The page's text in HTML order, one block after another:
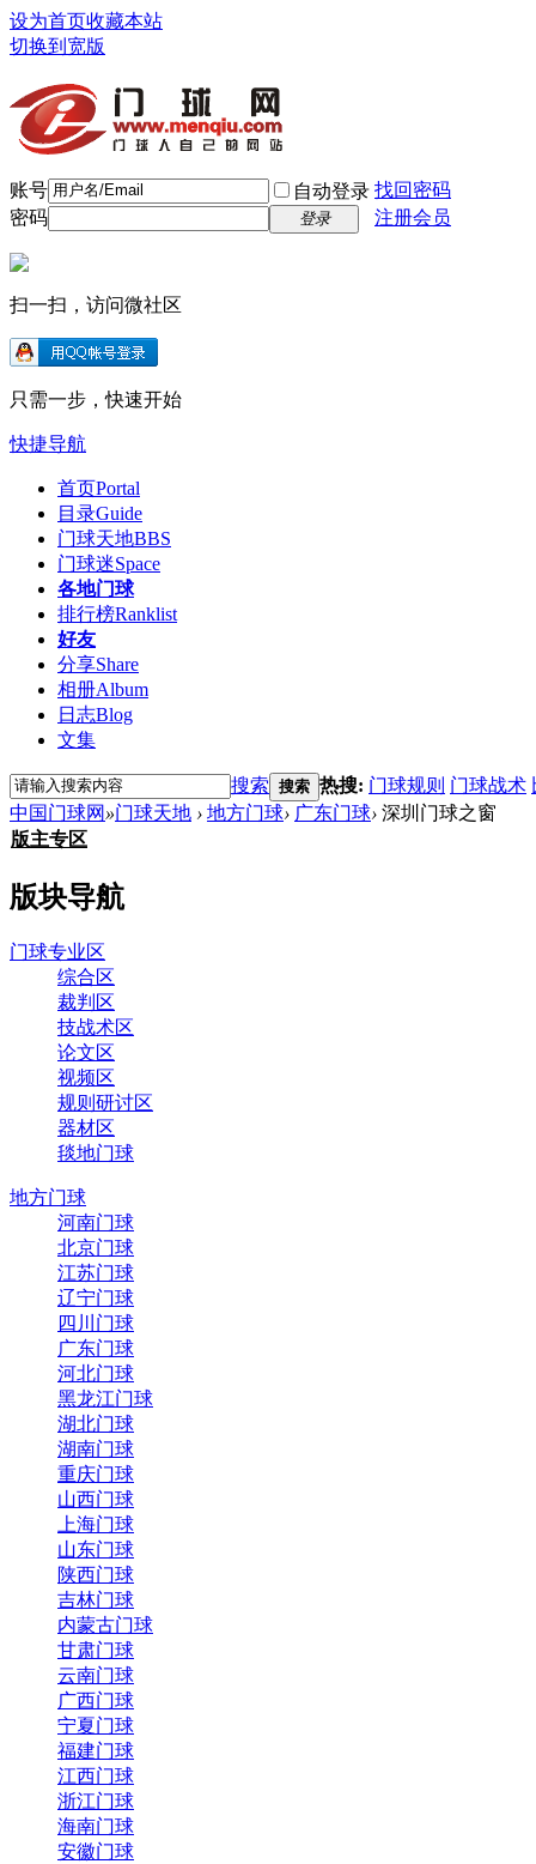
设为首页收藏本站
切换到宽版
账号 自动登录 找回密码
密码
登录 注册会员
扫一扫，访问微社区
只需一步，快速开始
快捷导航
首页Portal
目录Guide
门球天地BBS
门球迷Space
各地门球
排行榜Ranklist
好友
分享Share
相册Album
日志Blog
文集
搜索 搜索 热搜: 门球规则 门球战术
中国门球网 »门球天地 › 地方门球› 广东门球› 深圳门球之窗
版主专区
版块导航
门球专业区
综合区
裁判区
技战术区
论文区
视频区
规则研讨区
器材区
毯地门球
地方门球
河南门球
北京门球
江苏门球
辽宁门球
四川门球
广东门球
河北门球
黑龙江门球
湖北门球
湖南门球
重庆门球
山西门球
上海门球
山东门球
陕西门球
吉林门球
内蒙古门球
甘肃门球
云南门球
广西门球
宁夏门球
福建门球
江西门球
浙江门球
海南门球
安徽门球